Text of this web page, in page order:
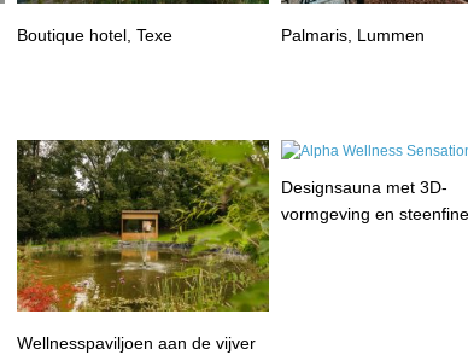
Boutique hotel, Texe Palmaris, Lummen
Wellnesspaviljoen aan de vijver
Designsauna met 3D-
vormgeving en